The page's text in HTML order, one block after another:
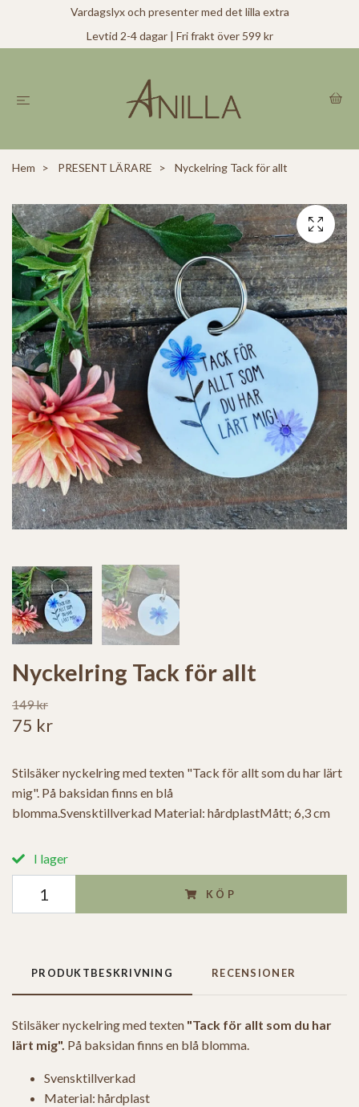
Vardagslyx och presenter med det lilla extra
Levtid 2-4 dagar | Fri frakt över 599 kr
Hem PRESENT LÄRARE Nyckelring Tack för allt
Nyckelring Tack för allt
149 kr
75 kr
Stilsäker nyckelring med texten "Tack för allt som du har lärt
mig". På baksidan finns en blå
blomma.Svensktillverkad Material: hårdplastMått; 6,3 cm
I lager
KÖP
PRODUKTBESKRIVNING RECENSIONER
Stilsäker nyckelring med texten "Tack för allt som du har
lärt mig". På baksidan finns en blå blomma.
Svensktillverkad
Material: hårdplast